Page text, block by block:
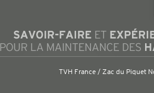
TVH France / Zac du Piquet